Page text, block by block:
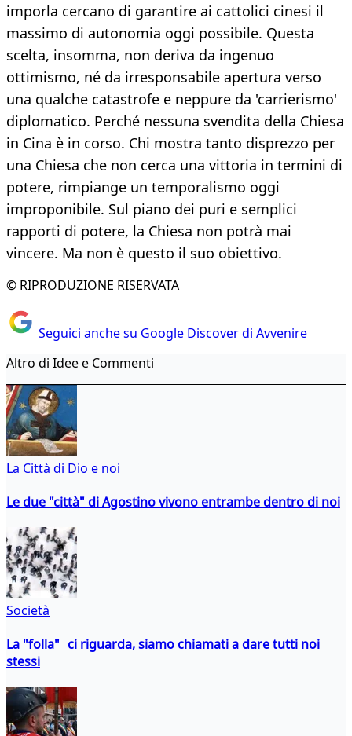
imporla cercano di garantire ai cattolici cinesi il
massimo di autonomia oggi possibile. Questa
scelta, insomma, non deriva da ingenuo
ottimismo, né da irresponsabile apertura verso
una qualche catastrofe e neppure da 'carrierismo'
diplomatico. Perché nessuna svendita della Chiesa
in Cina è in corso. Chi mostra tanto disprezzo per
una Chiesa che non cerca una vittoria in termini di
potere, rimpiange un temporalismo oggi
improponibile. Sul piano dei puri e semplici
rapporti di potere, la Chiesa non potrà mai
vincere. Ma non è questo il suo obiettivo.
© RIPRODUZIONE RISERVATA
Seguici anche su Google Discover di Avvenire
Altro di Idee e Commenti
La Città di Dio e noi
Le due "città" di Agostino vivono entrambe dentro di noi
Società
La "folla" ci riguarda, siamo chiamati a dare tutti noi
stessi